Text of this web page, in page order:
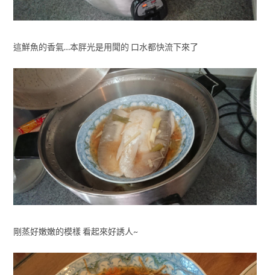
這鮮魚的香氣…本胖光是用聞的 口水都快流下來了
剛蒸好嫩嫩的模樣 看起來好誘人~